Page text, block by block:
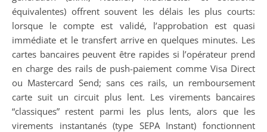
équivalentes) offrent souvent les délais les plus courts:
lorsque le compte est validé, l’approbation est quasi
immédiate et le transfert arrive en quelques minutes. Les
cartes bancaires peuvent être rapides si l’opérateur prend
en charge des rails de push-paiement comme Visa Direct
ou Mastercard Send; sans ces rails, un remboursement
carte suit un circuit plus lent. Les virements bancaires
“classiques” restent parmi les plus lents, alors que les
virements instantanés (type SEPA Instant) fonctionnent